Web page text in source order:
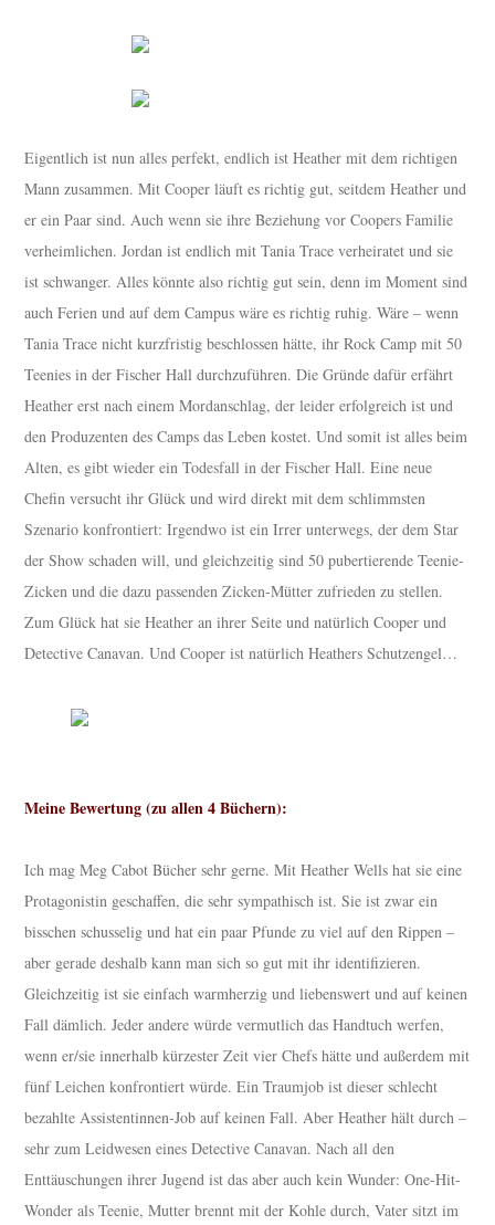
Eigentlich ist nun alles perfekt, endlich ist Heather mit dem richtigen
Mann zusammen. Mit Cooper läuft es richtig gut, seitdem Heather und
er ein Paar sind. Auch wenn sie ihre Beziehung vor Coopers Familie
verheimlichen. Jordan ist endlich mit Tania Trace verheiratet und sie
ist schwanger. Alles könnte also richtig gut sein, denn im Moment sind
auch Ferien und auf dem Campus wäre es richtig ruhig. Wäre – wenn
Tania Trace nicht kurzfristig beschlossen hätte, ihr Rock Camp mit 50
Teenies in der Fischer Hall durchzuführen. Die Gründe dafür erfährt
Heather erst nach einem Mordanschlag, der leider erfolgreich ist und
den Produzenten des Camps das Leben kostet. Und somit ist alles beim
Alten, es gibt wieder ein Todesfall in der Fischer Hall. Eine neue
Chefin versucht ihr Glück und wird direkt mit dem schlimmsten
Szenario konfrontiert: Irgendwo ist ein Irrer unterwegs, der dem Star
der Show schaden will, und gleichzeitig sind 50 pubertierende Teenie-
Zicken und die dazu passenden Zicken-Mütter zufrieden zu stellen.
Zum Glück hat sie Heather an ihrer Seite und natürlich Cooper und
Detective Canavan. Und Cooper ist natürlich Heathers Schutzengel…
Meine Bewertung (zu allen 4 Büchern):
Ich mag Meg Cabot Bücher sehr gerne. Mit Heather Wells hat sie eine
Protagonistin geschaffen, die sehr sympathisch ist. Sie ist zwar ein
bisschen schusselig und hat ein paar Pfunde zu viel auf den Rippen –
aber gerade deshalb kann man sich so gut mit ihr identifizieren.
Gleichzeitig ist sie einfach warmherzig und liebenswert und auf keinen
Fall dämlich. Jeder andere würde vermutlich das Handtuch werfen,
wenn er/sie innerhalb kürzester Zeit vier Chefs hätte und außerdem mit
fünf Leichen konfrontiert würde. Ein Traumjob ist dieser schlecht
bezahlte Assistentinnen-Job auf keinen Fall. Aber Heather hält durch –
sehr zum Leidwesen eines Detective Canavan. Nach all den
Enttäuschungen ihrer Jugend ist das aber auch kein Wunder: One-Hit-
Wonder als Teenie, Mutter brennt mit der Kohle durch, Vater sitzt im